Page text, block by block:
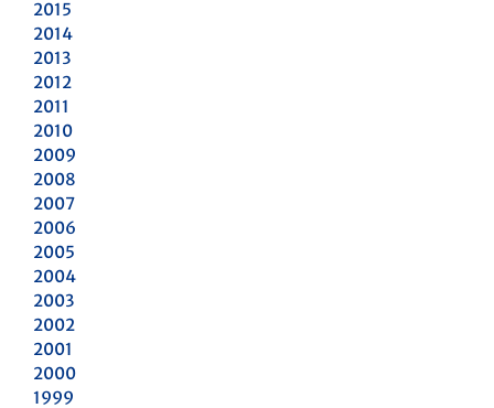
2015
2014
2013
2012
2011
2010
2009
2008
2007
2006
2005
2004
2003
2002
2001
2000
1999